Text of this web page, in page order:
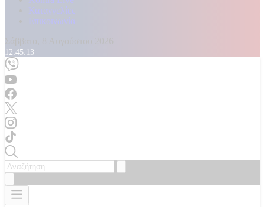
Καταγγελίες
Επικοινωνία
12:45:14